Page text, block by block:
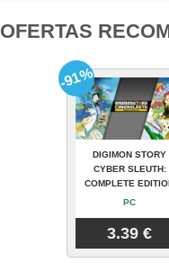
OFERTAS
DIGIMON STORY
CYBER SLEUTH:
COMPLETE
PC
3.39 €
-91%